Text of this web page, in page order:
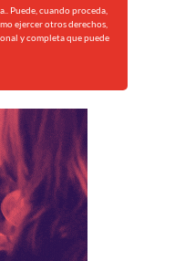
Puede, cuando proceda,
ejercer otros derechos,
y completa que puede